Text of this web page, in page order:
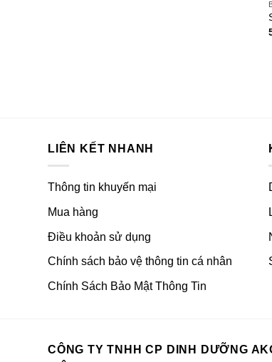
LIÊN KẾT NHANH
Thông tin khuyến mại
Mua hàng
Điều khoản sử dụng
Chính sách bảo vệ thông tin cá nhân
Chính Sách Bảo Mật Thông Tin
CÔNG TY TNHH CP DINH DƯỠNG